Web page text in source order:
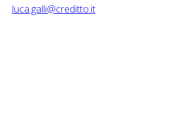
luca.galli@creditto.it